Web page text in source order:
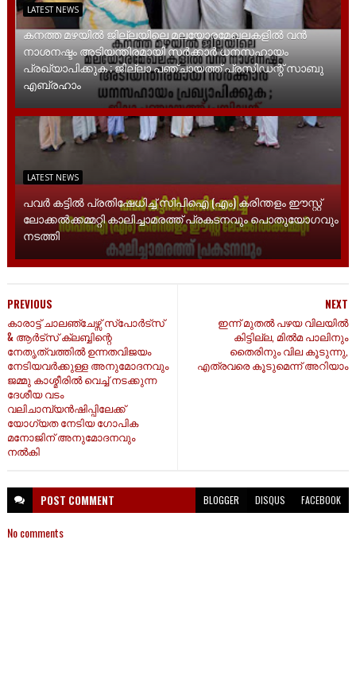
LATEST NEWS
കനത്ത മഴയിൽ ജില്ലയിലെ മലയോരമേഖലകളിൽ വൻ
നാശനഷ്ടം അടിയന്തിരമായി സർക്കാർ ധനസഹായം
പ്രഖ്യാപിക്കുക ; ജില്ലാ പഞ്ചായത്ത് പ്രസിഡന്റ് സാബു
എബ്രഹാം
LATEST NEWS
പവർ കട്ടിൽ പ്രതിഷേധിച്ച് സിപിഐ (എം) കരിന്തളം ഈസ്റ്റ്
ലോക്കൽക്കമ്മറ്റി കാലിച്ചാമരത്ത് പ്രകടനവും പൊതുയോഗവും
നടത്തി
NEXT
ഇന്ന് മുതൽ പഴയ വിലയിൽ
കിട്ടില്ല, മിൽമ പാലിനും
തൈരിനും വില കൂടുന്നു,
എത്രവരെ കൂടുമെന്ന് അറിയാം
PREVIOUS
കാരാട്ട് ചാലഞ്ചേഴ്സ് സ്പോർട്സ്
& ആർട്സ് ക്ലബ്ബിന്റെ
നേതൃത്വത്തിൽ ഉന്നതവിജയം
നേടിയവർക്കുള്ള അനുമോദനവും
ജമ്മു കാശ്മീരിൽ വെച്ച് നടക്കുന്ന
ദേശീയ വടം
വലിചാമ്പ്യൻഷിപ്പിലേക്ക്
യോഗ്യത നേടിയ ഗോപിക
മനോജിന് അനുമോദനവും
നൽകി
POST COMMENT BLOGGER DISQUS FACEBOOK
No comments